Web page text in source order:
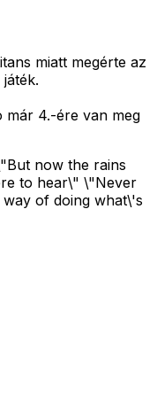
miatt megérte az
már 4.-ére van meg
now the rains
to hear\" \"Never
of doing what\'s